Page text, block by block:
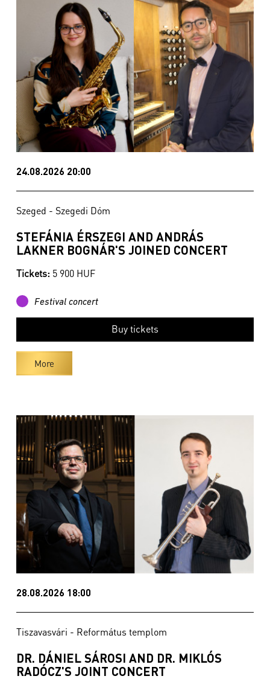
24.08.2026 20:00
Szeged - Szegedi Dóm
STEFÁNIA ÉRSZEGI AND ANDRÁS
LAKNER BOGNÁR'S JOINED CONCERT
Tickets: 5 900 HUF
Festival concert
Buy tickets
More
28.08.2026 18:00
Tiszavasvári - Református templom
DR. DÁNIEL SÁROSI AND DR. MIKLÓS
RADÓCZ'S JOINT CONCERT